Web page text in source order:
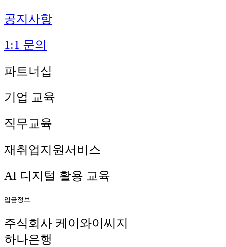
공지사항
1:1 문의
파트너십
기업 교육
직무교육
재취업지원서비스
AI 디지털 활용 교육
입금정보
주식회사 케이와이씨지
하나은행